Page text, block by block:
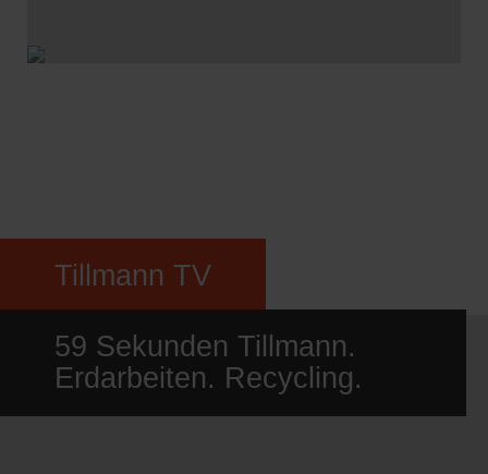
Tillmann TV
59 Sekunden Tillmann.
Erdarbeiten. Recycling.